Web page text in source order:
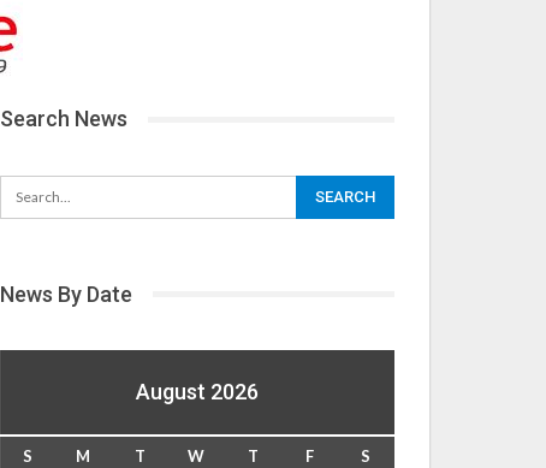
Search News
News By Date
August 2026
S M T W T F
S